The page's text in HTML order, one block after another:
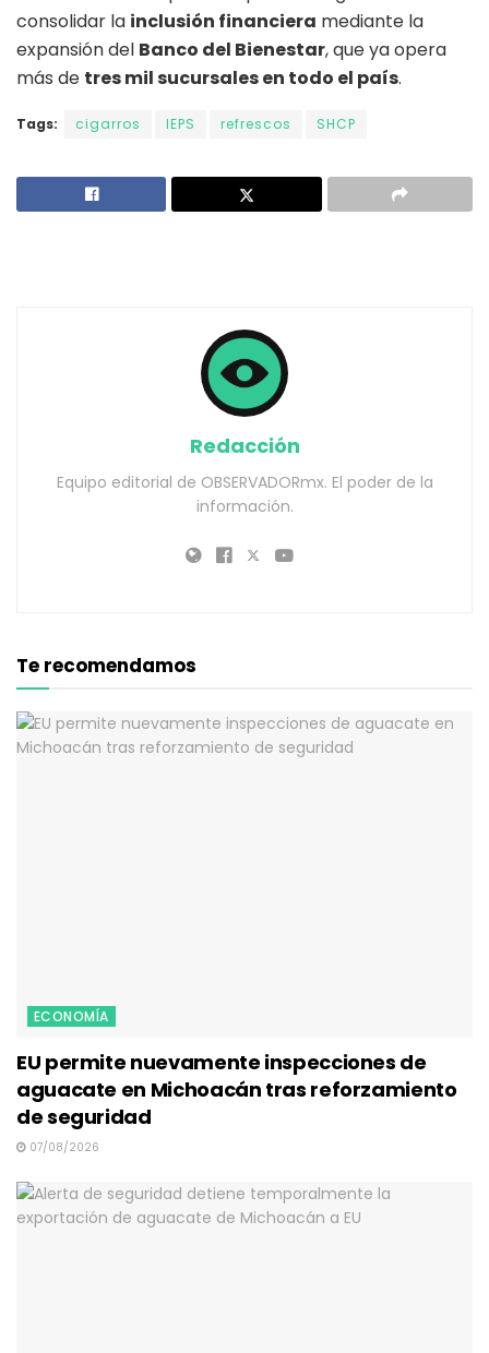
consolidar la inclusión financiera mediante la
expansión del Banco del Bienestar, que ya opera
más de tres mil sucursales en todo el país.
Tags: cigarros IEPS refrescos SHCP
Redacción
Equipo editorial de OBSERVADORmx. El poder de la
información.
Te recomendamos
ECONOMÍA
EU permite nuevamente inspecciones de
aguacate en Michoacán tras reforzamiento
de seguridad
07/08/2026